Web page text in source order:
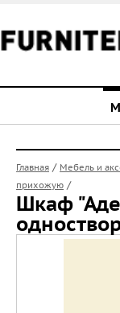
Главная / Мебель и
прихожую /
Шкаф